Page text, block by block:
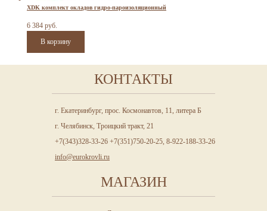
XDK комплект окладов гидро-пароизоляционный
6 384 руб.
КОНТАКТЫ
г. Екатеринбург, прос. Космонавтов, 11, литера Б
г. Челябинск, Троицкий тракт, 21
+7(343)328-33-26 +7(351)750-20-25, 8-922-188-33-26
info@eurokrovli.ru
МАГАЗИН